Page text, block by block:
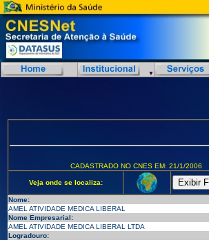
CADASTRADO NO CNES EM: 21/1/2006
Veja onde se localiza:
Nome:
AMEL ATIVIDADE MEDICA LIBERAL
Nome Empresarial:
AMEL ATIVIDADE MEDICA LIBERAL LTDA
Logradouro: